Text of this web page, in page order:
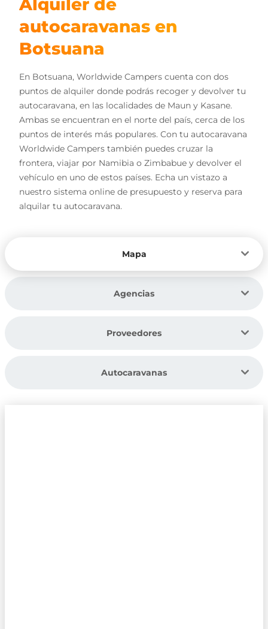
Alquiler de
autocaravanas en
Botsuana
En Botsuana, Worldwide Campers cuenta con dos
puntos de alquiler donde podrás recoger y devolver tu
autocaravana, en las localidades de Maun y Kasane.
Ambas se encuentran en el norte del país, cerca de los
puntos de interés más populares. Con tu autocaravana
Worldwide Campers también puedes cruzar la
frontera, viajar por Namibia o Zimbabue y devolver el
vehículo en uno de estos países. Echa un vistazo a
nuestro sistema online de presupuesto y reserva para
alquilar tu autocaravana.
Mapa
Agencias
Proveedores
Autocaravanas